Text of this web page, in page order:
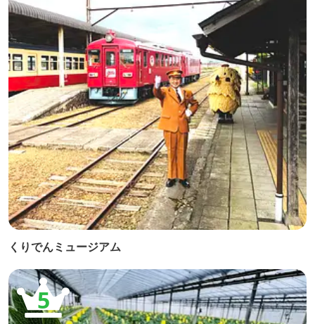
くりでんミュージアム
5